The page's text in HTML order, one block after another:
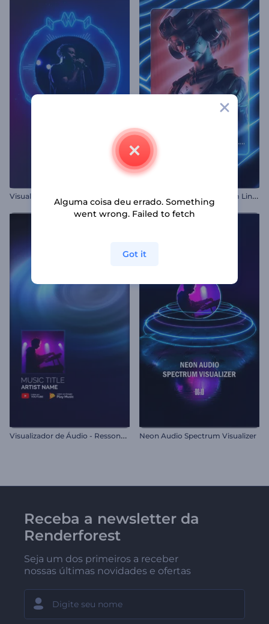
V
isualizador de Música com Linhas de Neon
V
isualizador de Áudio - Ressonância Sonora Neon Audio Spectrum Visualizer
Receba a newsletter da
Renderforest
Seja um dos primeiros a receber
nossas últimas novidades e ofertas
Alguma coisa deu errado. Something
went wrong. Failed to fetch
Got it